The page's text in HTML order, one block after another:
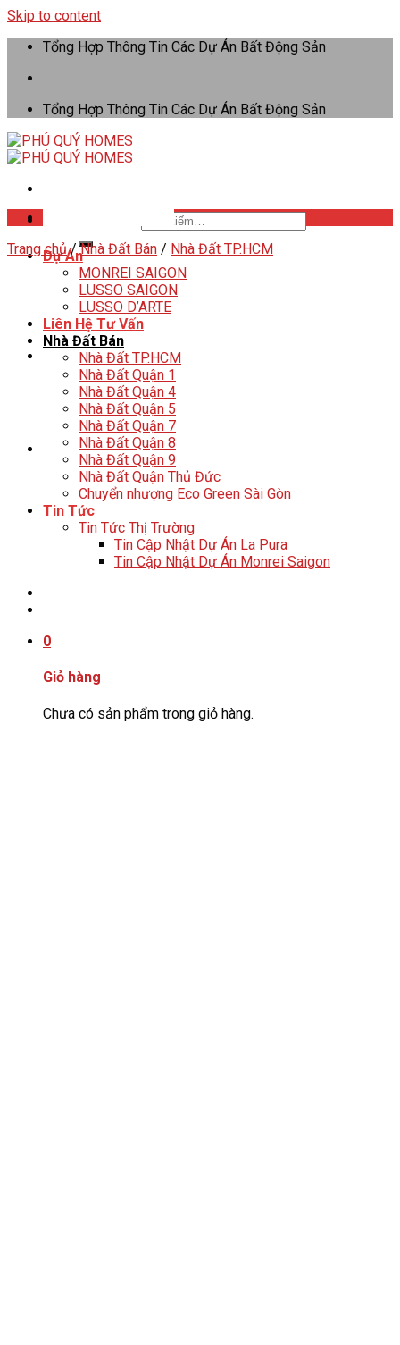
Skip to content
Tổng Hợp Thông Tin Các Dự Án Bất Động Sản
Tổng Hợp Thông Tin Các Dự Án Bất Động Sản
Dự Án
MONREI SAIGON
LUSSO SAIGON
LUSSO D’ARTE
Liên Hệ Tư Vấn
Nhà Đất Bán
Nhà Đất TP.HCM
Nhà Đất Quận 1
Nhà Đất Quận 4
Nhà Đất Quận 5
Nhà Đất Quận 7
Nhà Đất Quận 8
Nhà Đất Quận 9
Nhà Đất Quận Thủ Đức
Chuyển nhượng Eco Green Sài Gòn
Tin Tức
Tin Tức Thị Trường
Tin Cập Nhật Dự Án La Pura
Tin Cập Nhật Dự Án Monrei Saigon
0
Giỏ hàng
Chưa có sản phẩm trong giỏ hàng.
Trang chủ / Nhà Đất Bán / Nhà Đất TP.HCM